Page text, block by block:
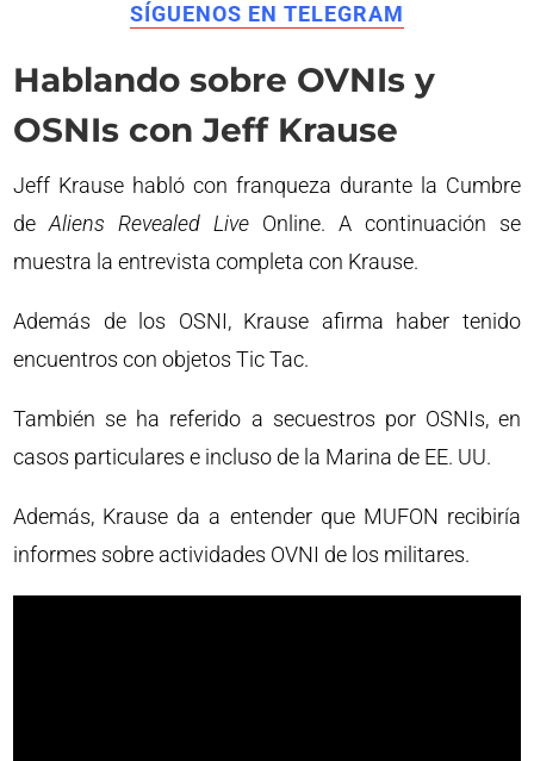
SÍGUENOS EN TELEGRAM
Hablando sobre OVNIs y
OSNIs con Jeff Krause
Jeff Krause habló con franqueza durante la Cumbre
deAliens Revealed Live Online. A continuación se
muestra la entrevista completa con Krause.
Además de los OSNI, Krause afirma haber tenido
encuentros con objetos Tic Tac.
También se ha referido a secuestros por OSNIs, en
casos particulares e incluso de la Marina de EE. UU.
Además, Krause da a entender que MUFON recibiría
informes sobre actividades OVNI de los militares.